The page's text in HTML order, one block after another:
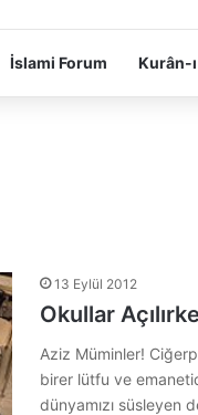
İslami Forum Kurân-
13 Eylül 2012
Okullar
Aziz Müminler!
birer lütfu ve
dünyamızı süsleyen